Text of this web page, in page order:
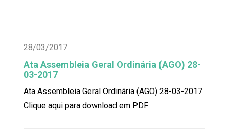
28/03/2017
Ata Assembleia Geral Ordinária (AGO) 28-
03-2017
Ata Assembleia Geral Ordinária (AGO) 28-03-2017
Clique aqui para download em PDF